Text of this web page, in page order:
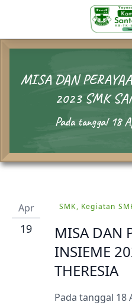
MISA DAN
2023 SMK
Pada tanggal 18
Apr
19
SMK, Kegiatan
MISA DAN
INSIEME
THERESIA
Pada tanggal 18